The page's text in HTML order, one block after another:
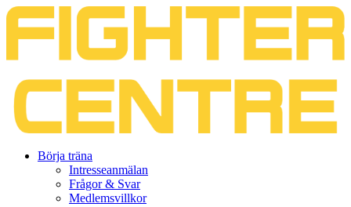
Börja träna
Intresseanmälan
Frågor & Svar
Medlemsvillkor